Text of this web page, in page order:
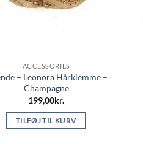
ACCESSORIES
– Leonora Hårklemme –
Champagne
199,00kr.
TILFØJ TIL KURV